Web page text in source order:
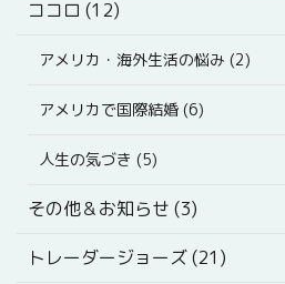
ココロ (12)
アメリカ・海外生活の悩み (2)
アメリカで国際結婚 (6)
人生の気づき (5)
その他＆お知らせ (3)
トレーダージョーズ (21)